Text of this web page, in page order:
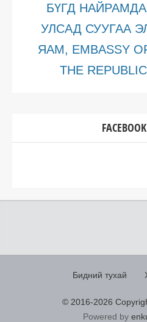
БҮГД
УЛСАД СУУГАА
ЯАМ, EMBASSY
THE
Бидний тухай
© 2016-2026
Powered by